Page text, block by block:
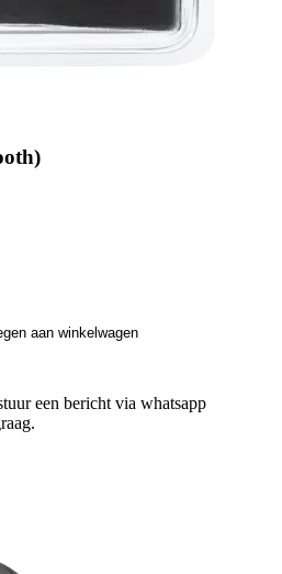
aan winkelwagen
een bericht via whatsapp